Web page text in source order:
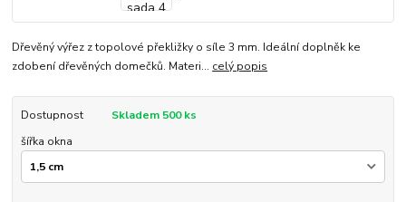
Dřevěný výřez z topolové překližky o síle 3 mm. Ideální doplněk ke
zdobení dřevěných domečků. Materi... celý popis
Dostupnost
Skladem 500 ks
šířka okna